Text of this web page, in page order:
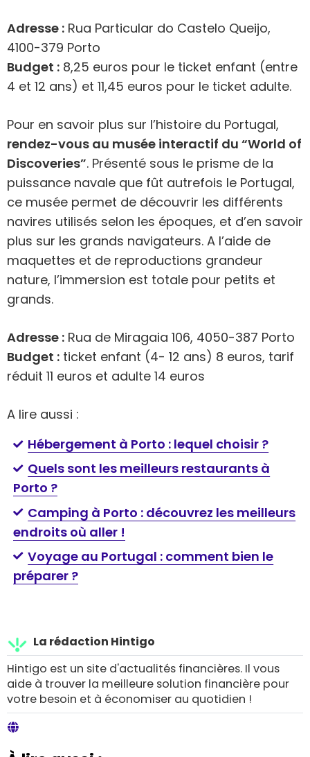
Adresse : Rua Particular do Castelo Queijo,
4100-379 Porto
Budget : 8,25 euros pour le ticket enfant (entre
4 et 12 ans) et 11,45 euros pour le ticket adulte.
Pour en savoir plus sur l’histoire du Portugal,
rendez-vous au musée interactif du “World of
Discoveries”. Présenté sous le prisme de la
puissance navale que fût autrefois le Portugal,
ce musée permet de découvrir les différents
navires utilisés selon les époques, et d’en savoir
plus sur les grands navigateurs. A l’aide de
maquettes et de reproductions grandeur
nature, l’immersion est totale pour petits et
grands.
Adresse : Rua de Miragaia 106, 4050-387 Porto
Budget : ticket enfant (4- 12 ans) 8 euros, tarif
réduit 11 euros et adulte 14 euros
A lire aussi :
Hébergement à Porto : lequel choisir ?
Quels sont les meilleurs restaurants à
Porto ?
Camping à Porto : découvrez les meilleurs
endroits où aller !
Voyage au Portugal : comment bien le
préparer ?
La rédaction Hintigo
Hintigo est un site d'actualités financières. Il vous
aide à trouver la meilleure solution financière pour
votre besoin et à économiser au quotidien !